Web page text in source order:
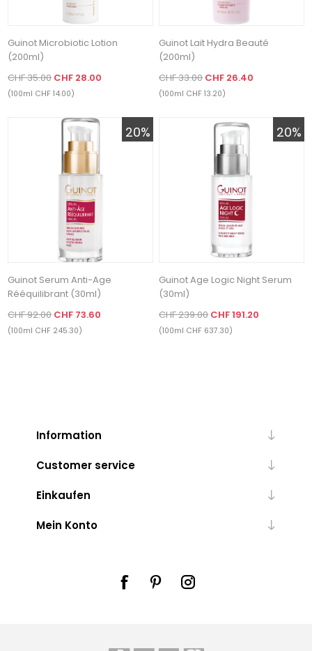
Guinot Microbiotic Lotion
(200ml)
CHF 35.00 CHF 28.00
(100ml CHF 14.00)
Guinot Lait Hydra Beauté
(200ml)
CHF 33.00CHF 26.40
(100ml CHF 13.20)
20%
Guinot Serum Anti-Age
Rééquilibrant (30ml)
CHF 92.00 CHF 73.60
(100ml CHF 245.30)
20%
Guinot Age Logic Night Serum
(30ml)
CHF 239.00CHF 191.20
(100ml CHF 637.30)
Information
Customer service
Einkaufen
Mein Konto